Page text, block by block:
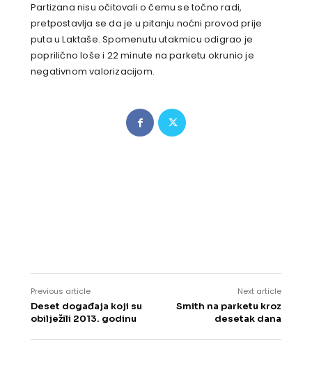
Partizana nisu očitovali o čemu se točno radi,
pretpostavlja se da je u pitanju noćni provod prije
puta u Laktaše. Spomenutu utakmicu odigrao je
poprilično loše i 22 minute na parketu okrunio je
negativnom valorizacijom.
Previous article
Deset događaja koji su
obilježili 2013. godinu
Next article
Smith na parketu kroz
desetak dana